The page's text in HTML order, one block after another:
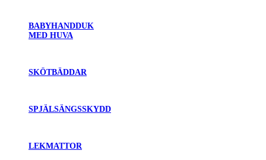
BABYHANDDUK
MED HUVA
SKÖTBÄDDAR
SPJÄLSÄNGSSKYDD
LEKMATTOR